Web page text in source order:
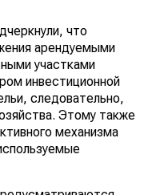
что
арендуемыми
участками
инвестиционной
следовательно,
Этому также
механизма